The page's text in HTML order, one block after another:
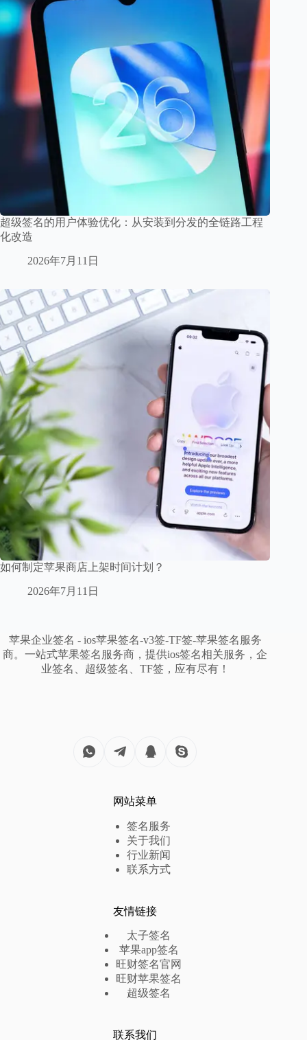
超级签名的用户体验优化：从安装到分发的全链路工程
化改造
2026年7月11日
如何制定苹果商店上架时间计划？
2026年7月11日
苹果企业签名 - ios苹果签名-v3签-TF签-苹果签名服务
商。一站式苹果签名服务商，提供ios签名相关服务，企
业签名、超级签名、TF签，应有尽有！
网站菜单
签名服务
关于我们
行业新闻
联系方式
友情链接
太子签名
苹果app签名
旺财签名官网
旺财苹果签名
超级签名
联系我们